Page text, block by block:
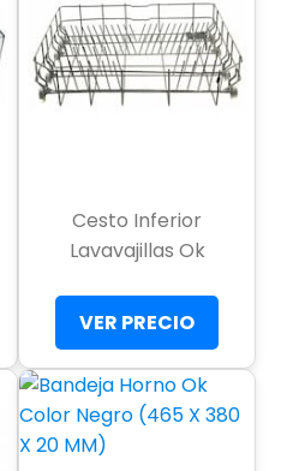
Cesto Inferior
Lavavajillas Ok
VER PRECIO